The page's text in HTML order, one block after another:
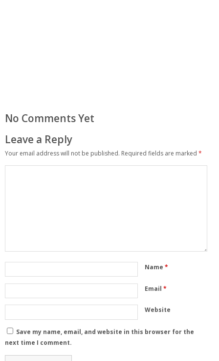
No Comments Yet
Leave a Reply
Your email address will not be published. Required fields are marked *
Name *
Email *
Website
Save my name, email, and website in this browser for the
next time I comment.